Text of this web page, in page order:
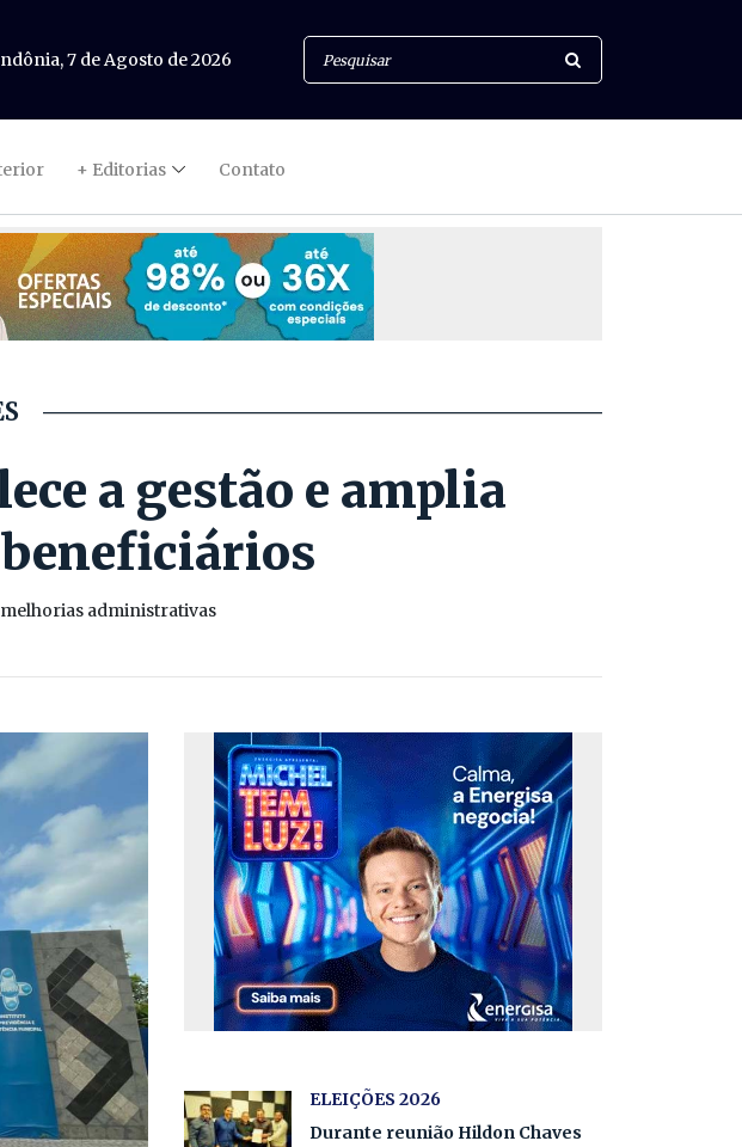
7 de Agosto de 2026
+ Editorias Contato
a gestão e amplia
administrativas
ELEIÇÕES 2026
Durante reunião Hildon Chaves